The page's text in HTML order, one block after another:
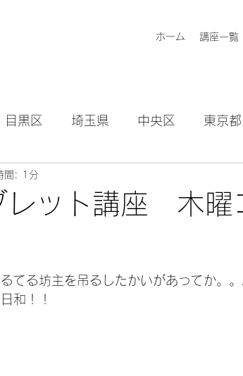
ホーム 講座一覧
目黒区 埼玉県 中央区 東京
レット講座 木曜
間: 1分
てる坊主を吊るしたかいがあってか。
和！！